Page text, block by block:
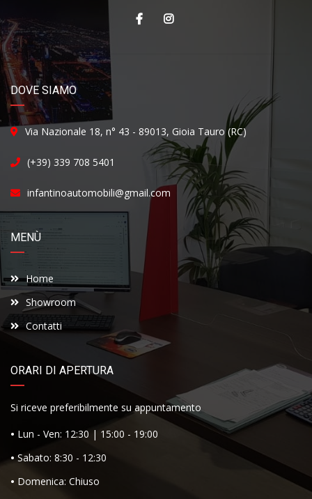
DOVE SIAMO
Via Nazionale 18, n° 43 - 89013, Gioia Tauro (RC)
(+39) 339 708 5401
infantinoautomobili@gmail.com
MENÙ
Home
Showroom
Contatti
ORARI DI APERTURA
Si riceve preferibilmente su appuntamento
• Lun - Ven: 12:30 | 15:00 - 19:00
•Sabato: 8:30 - 12:30
• Domenica: Chiuso